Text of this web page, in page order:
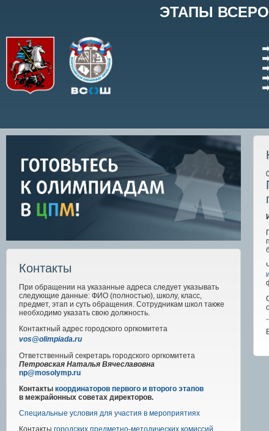
ЭТАПЫ
Контакты
При обращении на указанные адреса следует указывать
следующие данные: ФИО (полностью), школу, класс,
предмет, этап и суть обращения. Сотрудникам школ также
необходимо указать свою должность.
Контактный адрес городского оргкомитета
vos@olimpiada.ru
Ответственный секретарь городского оргкомитета
Петровская Наталья Вячеславовна
np@mosolymp.ru
Контакты координаторов первого и второго этапов
в межрайонных советах директоров.
Специальные условия для участия в мероприятиях